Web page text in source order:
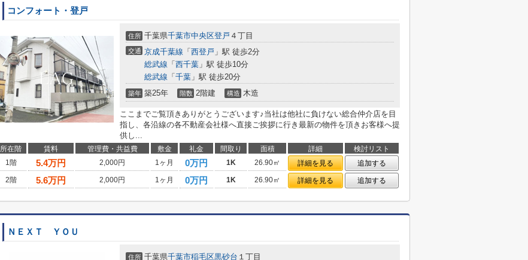
コンフォート・登戸
住所 千葉県千葉市中央区登戸 ４丁目
交通 京成千葉線 「 西登戸 」駅 徒歩2分
総武線 「 西千葉 」駅 徒歩10分
総武線 「 千葉 」駅 徒歩20分
築年 築25年 階数 2階建 構造 木造
ここまでご覧頂きありがとうございます♪当社は他社に負けない総合仲介店を目
指し、各沿線の各不動産会社様へ直接ご挨拶に行き最新の物件を頂きお客様へ提
供し...
所在階 賃料 管理費・共益費 敷金 礼金 間取り 面積 詳細
検討リスト
1階
5.4万円 2,000円 1ヶ月 0万円 1K 26.90㎡ 詳細を見る
追加する
2階
5.6万円 2,000円 1ヶ月 0万円 1K 26.90㎡ 詳細を見る 追加する
ＮＥＸＴ ＹＯＵ
住所 千葉県千葉市稲毛区黒砂台 １丁目